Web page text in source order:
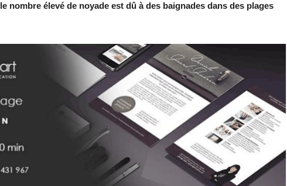
le nombre élevé de noyade est dû à des baignades dans des plages